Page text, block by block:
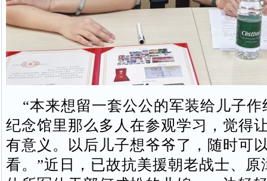
“本来想留一套公公的军装给儿子作
纪念馆里那么多人在参观学习，觉得
有意义。以后儿子想爷爷了，随时可
看。”近日，已故抗美援朝老战士、原